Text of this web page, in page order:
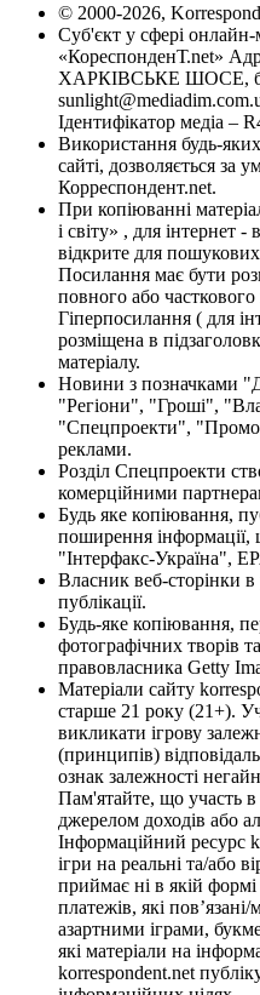
© 2000-2026,
Суб'єкт у сфері
«КореспонденТ.net»
ХАРКІВСЬКЕ ШОСЕ,
Ідентифікатор медіа –
Використання будь-
сайті, дозволяється за
Корреспондент.net.
При копіюванні
і світу» , для інтернет
відкрите для
Посилання має бути
повного або часткового
Гіперпосилання ( для
розміщена в
матеріалу.
Новини з позначками
"Регіони", "Гроші",
"Спецпроекти",
реклами.
Розділ Спецпроекти
комерційними
Будь яке копіювання,
поширення інформації,
"Інтерфакс-Україна",
Власник веб-сторінки в
публікації.
Будь-яке копіювання,
фотографічних творів
правовласника Getty
Матеріали сайту
старше 21 року (21+).
викликати ігрову
(принципів)
ознак залежності
Пам'ятайте, що участь в
джерелом доходів або
Інформаційний ресурс
ігри на реальні та/або
приймає ні в якій
платежів, які
азартними іграми,
які матеріали на
korrespondent.net